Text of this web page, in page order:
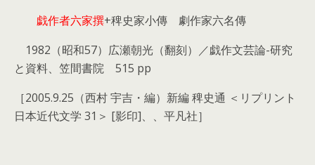
戯作者六家撰+稗史家小傳 劇作家六名傳
1982（昭和57）広瀬朝光（翻刻）／戯作文芸論-研究
と資料、笠間書院 515 pp
［2005.9.25（西村 宇吉・編）新編 稗史通 ＜リプリント
日本近代文学 31＞ [影印]、、平凡社］